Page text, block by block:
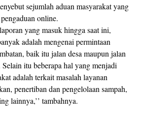
sejumlah aduan masyarakat yang
online.
yang masuk hingga saat ini,
adalah mengenai permintaan
baik itu jalan desa maupun jalan
itu beberapa hal yang menjadi
adalah terkait masalah layanan
penertiban dan pengelolaan sampah,
lainnya,’’ tambahnya.